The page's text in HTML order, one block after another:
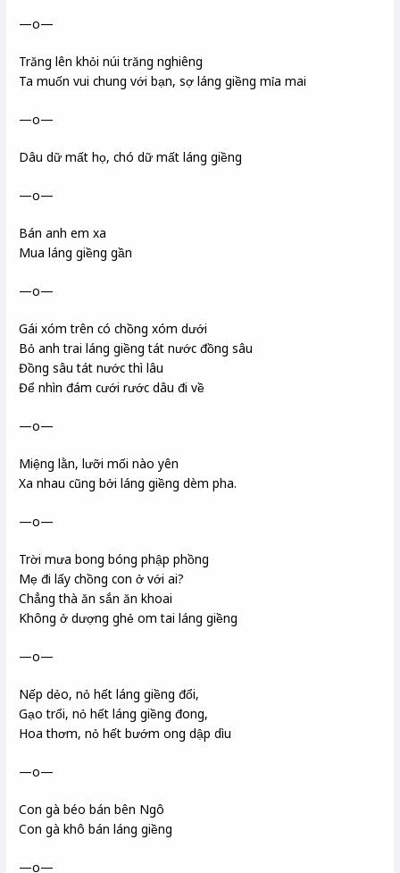
—o—
Trăng lên khỏi núi trăng nghiêng
Ta muốn vui chung với bạn, sợ láng giềng mỉa mai
—o—
Dâu dữ mất họ, chó dữ mất láng giềng
—o—
Bán anh em xa
Mua láng giềng gần
—o—
Gái xóm trên có chồng xóm dưới
Bỏ anh trai láng giềng tát nước đồng sâu
Đồng sâu tát nước thì lâu
Để nhìn đám cưới rước dâu đi về
—o—
Miệng lằn, lưỡi mối nào yên
Xa nhau cũng bởi láng giềng dèm pha.
—o—
Trời mưa bong bóng phập phồng
Mẹ đi lấy chồng con ở với ai?
Chẳng thà ăn sắn ăn khoai
Không ở dượng ghẻ om tai láng giềng
—o—
Nếp dẻo, nỏ hết láng giềng đổi,
Gạo trổi, nỏ hết láng giềng đong,
Hoa thơm, nỏ hết bướm ong dập dìu
—o—
Con gà béo bán bên Ngô
Con gà khô bán láng giềng
—o—